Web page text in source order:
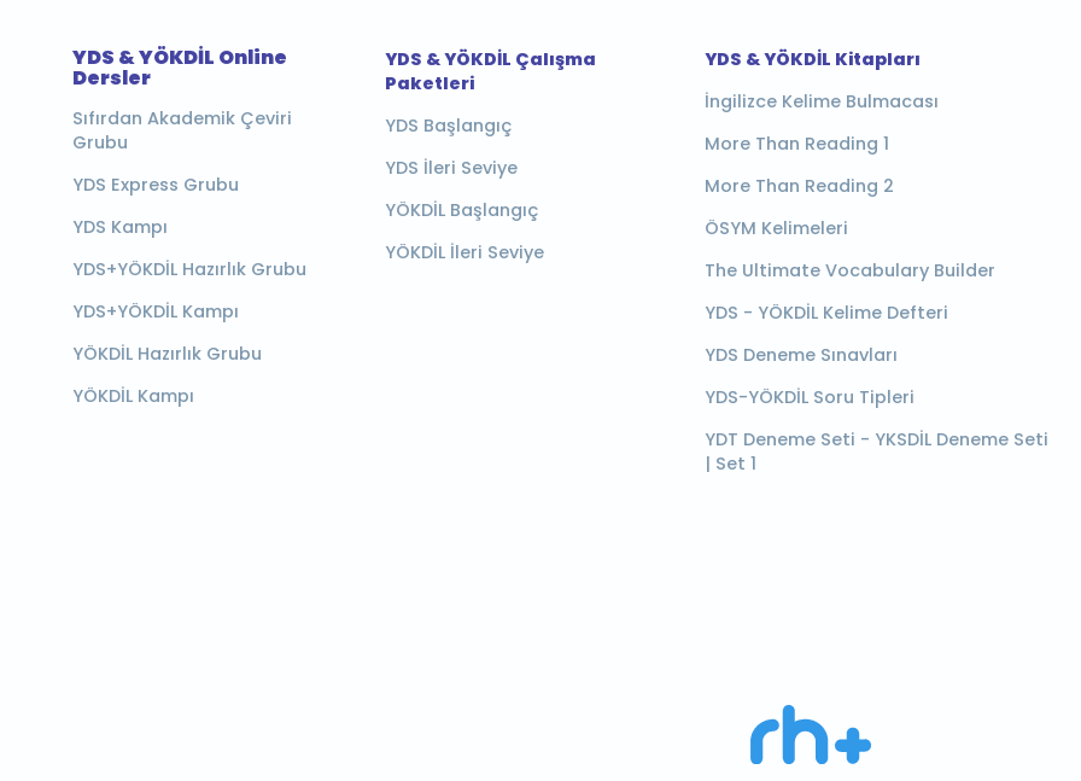
YDS & YÖKDİL Online
Dersler
Sıfırdan Akademik Çeviri
Grubu
YDS Express Grubu
YDS Kampı
YDS+YÖKDİL Hazırlık Grubu
YDS+YÖKDİL Kampı
YÖKDİL Hazırlık Grubu
YÖKDİL Kampı
YDS & YÖKDİL Çalışma
Paketleri
YDS Başlangıç
YDS İleri Seviye
YÖKDİL Başlangıç
YÖKDİL İleri Seviye
YDS & YÖKDİL Kitapları
İngilizce Kelime Bulmacası
More Than Reading 1
More Than Reading 2
ÖSYM Kelimeleri
The Ultimate Vocabulary Builder
YDS - YÖKDİL Kelime Defteri
YDS Deneme Sınavları
YDS-YÖKDİL Soru Tipleri
YDT Deneme Seti - YKSDİL Deneme Seti
| Set 1